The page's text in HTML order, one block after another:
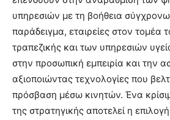
υπηρεσιών με τη βοήθεια
παράδειγμα, εταιρείες στον τομέα
τραπεζικής και των υπηρεσιών
στην προσωπική εμπειρία και την
αξιοποιώντας τεχνολογίες που
πρόσβαση μέσω κινητών. Ένα
της στρατηγικής αποτελεί η